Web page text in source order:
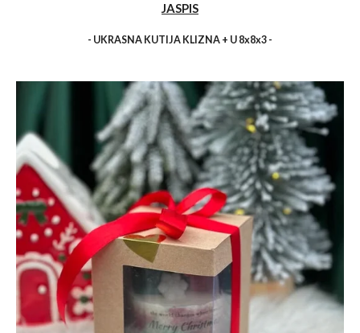
JASPIS
- UKRASNA KUTIJA KLIZNA + U 8x8x3 -